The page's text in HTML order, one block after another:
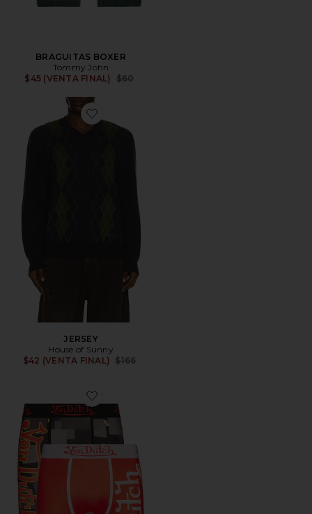
BRAGUITAS BOXER
Tommy John
$45 (VENTA FINAL)
Previous price:
$60
Favorite JERSEY
JERSEY
House of Sunny
$42 (VENTA FINAL)
Previous price:
$166
Favorite BRAGUITAS BOXER